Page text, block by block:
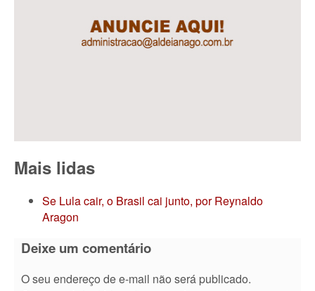
Mais lidas
Se Lula cair, o Brasil cai junto, por Reynaldo
Aragon
Deixe um comentário
O seu endereço de e-mail não será publicado.